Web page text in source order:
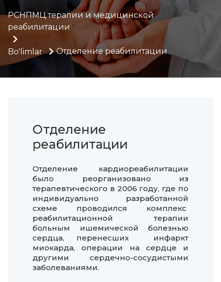
РСНПМЦ терапии и медицинской
реабилитации
Bo'limlar Отделение реабилитации
Отделение
реабилитации
Отделение кардиореабилитации
было реорганизовано из
терапевтического в 2006 году, где по
индивидуально разработанной
схеме проводился комплекс
реабилитационной терапии
больным ишемической болезнью
сердца, перенесших инфаркт
миокарда, операции на сердце и
другими сердечно-сосудистыми
заболеваниями.